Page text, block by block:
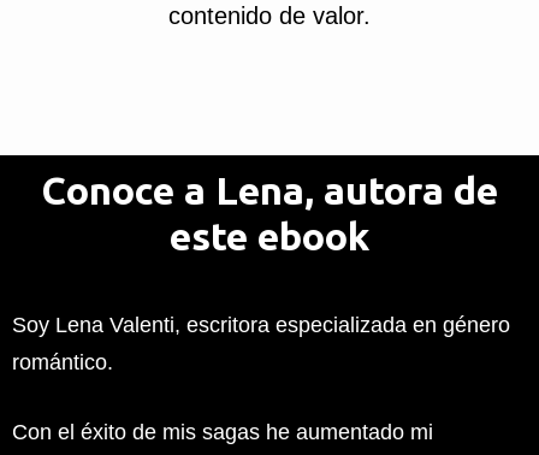
contenido de valor.
Conoce a Lena, autora de
este ebook
Soy Lena Valenti, escritora especializada en género
romántico.
Con el éxito de mis sagas he aumentado mi